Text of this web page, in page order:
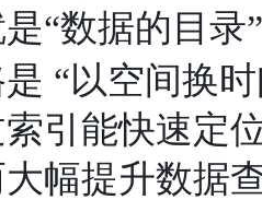
是“数据的⽬录
“以空间换
引能快速定
幅提升数据